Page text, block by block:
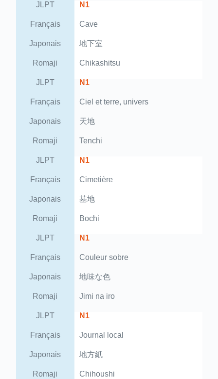
JLPT N1
Français Cave
Japonais 地下室
Romaji Chikashitsu
JLPT N1
Français Ciel et terre, univers
Japonais 天地
Romaji Tenchi
JLPT N1
Français Cimetière
Japonais 墓地
Romaji Bochi
JLPT N1
Français Couleur sobre
Japonais 地味な色
Romaji Jimi na iro
JLPT N1
Français Journal local
Japonais 地方紙
Romaji Chihoushi